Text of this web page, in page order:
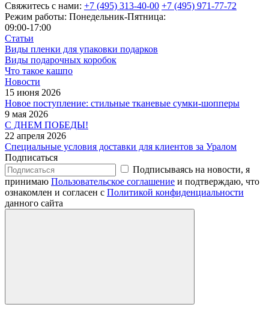
Свяжитесь с нами: +7 (495) 313-40-00 +7 (495) 971-77-72
Режим работы: Понедельник-Пятница:
09:00-17:00
Статьи
Виды пленки для упаковки подарков
Виды подарочных коробок
Что такое кашпо
Новости
15 июня 2026
Новое поступление: стильные тканевые сумки-шопперы
9 мая 2026
С ДНЕМ ПОБЕДЫ!
22 апреля 2026
Специальные условия доставки для клиентов за Уралом
Подписаться
Подписываясь на новости, я
принимаю Пользовательское соглашение и подтверждаю, что
ознакомлен и согласен с Политикой конфиденциальности
данного сайта